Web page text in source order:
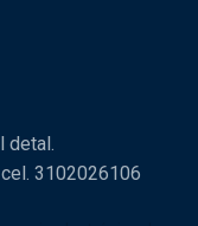
detal.
3102026106